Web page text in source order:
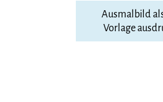
Ausmalbild
Vorlage